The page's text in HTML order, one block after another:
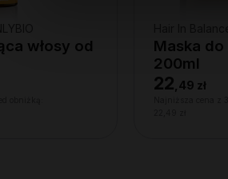
włosy od
Maska
200ml
22 49 zł